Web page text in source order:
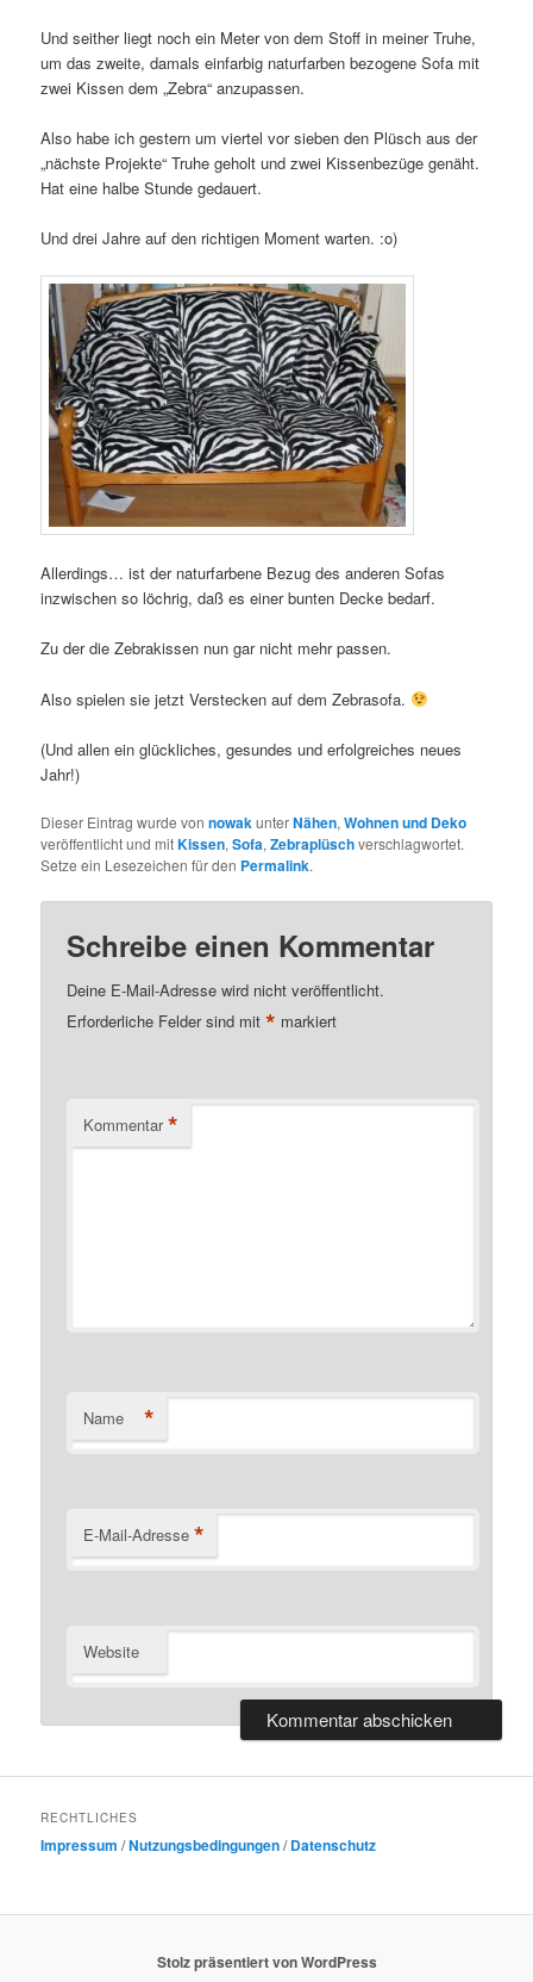
Und seither liegt noch ein Meter von dem Stoff in meiner Truhe,
um das zweite, damals einfarbig naturfarben bezogene Sofa mit
zwei Kissen dem „Zebra“ anzupassen.
Also habe ich gestern um viertel vor sieben den Plüsch aus der
„nächste Projekte“ Truhe geholt und zwei Kissenbezüge genäht.
Hat eine halbe Stunde gedauert.
Und drei Jahre auf den richtigen Moment warten. :o)
Allerdings… ist der naturfarbene Bezug des anderen Sofas
inzwischen so löchrig, daß es einer bunten Decke bedarf.
Zu der die Zebrakissen nun gar nicht mehr passen.
Also spielen sie jetzt Verstecken auf dem Zebrasofa.
(Und allen ein glückliches, gesundes und erfolgreiches neues
Jahr!)
Dieser Eintrag wurde vonnowakunterNähen,Wohnen und Deko
veröffentlicht und mitKissen,Sofa,Zebraplüschverschlagwortet.
Setze ein Lesezeichen für den Permalink.
Schreibe einen Kommentar
Deine E-Mail-Adresse wird nicht veröffentlicht.
Erforderliche Felder sind mit* markiert
Kommentar *
Name *
E-Mail-Adresse *
Website
RECHTLICHES
Impressum /Nutzungsbedingungen/Datenschutz
Stolz präsentiert von WordPress